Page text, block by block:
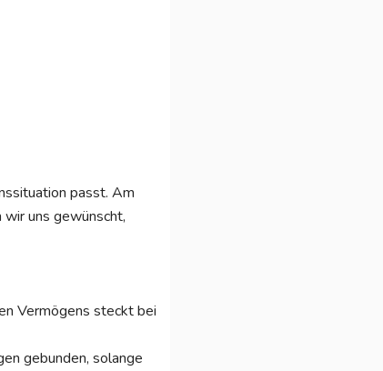
passt. Am
uns gewünscht,
Vermögens steckt bei
gebunden, solange